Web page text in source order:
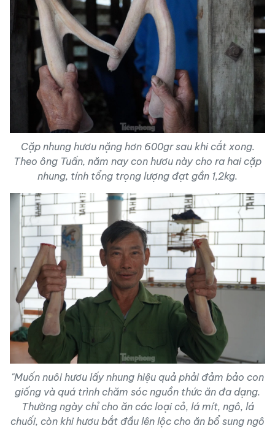
Cặp nhung hươu nặng hơn 600gr sau khi cắt xong.
Theo ông Tuấn, năm nay con hươu này cho ra hai cặp
nhung, tính tổng trọng lượng đạt gần 1,2kg.
"Muốn nuôi hươu lấy nhung hiệu quả phải đảm bảo con
giống và quá trình chăm sóc nguồn thức ăn đa dạng.
Thường ngày chỉ cho ăn các loại cỏ, lá mít, ngô, lá
chuối, còn khi hươu bắt đầu lên lộc cho ăn bổ sung ngô